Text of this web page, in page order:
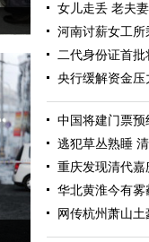
女儿走丢 老夫
河南讨薪女工
二代身份证首
央行缓解资金
中国将建门票
逃犯草丛熟睡
重庆发现清代
华北黄淮今有
网传杭州萧山